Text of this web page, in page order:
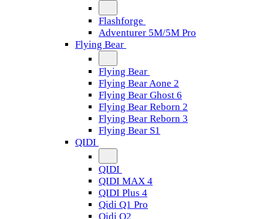
Flashforge
Adventurer 5M/5M Pro
Flying Bear
Flying Bear
Flying Bear Aone 2
Flying Bear Ghost 6
Flying Bear Reborn 2
Flying Bear Reborn 3
Flying Bear S1
QIDI
QIDI
QIDI MAX 4
QIDI Plus 4
Qidi Q1 Pro
Qidi Q2